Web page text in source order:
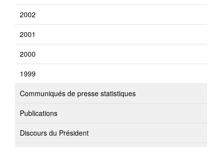
2002
2001
2000
1999
Communiqués de presse statistiques
Publications
Discours du Président